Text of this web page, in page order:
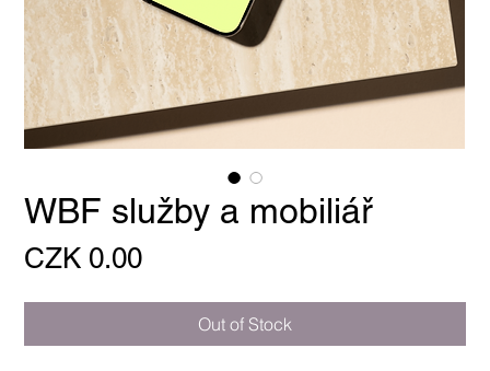
WBF služby a mobiliář
CZK 0.00Price
Out of Stock